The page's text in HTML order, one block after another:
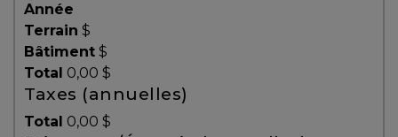
Blogue
ACHAT
Année
Terrain $
Bâtiment $
Total 0,00 $
Taxes (annuelles)
Total 0,00 $